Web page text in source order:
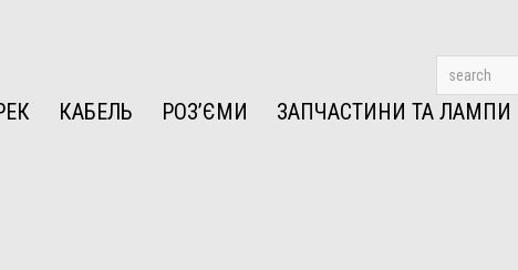
КАБЕЛЬ РОЗ’ЄМИ ЗАПЧАСТИНИ ТА ЛАМПИ